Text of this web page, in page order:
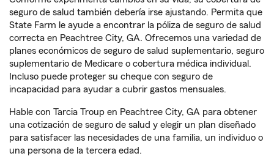
seguro de salud también debería irse ajustando. Permita que
State Farm le ayude a encontrar la póliza de seguro de salud
correcta en Peachtree City, GA. Ofrecemos una variedad de
planes económicos de seguro de salud suplementario, seguro
suplementario de Medicare o cobertura médica individual.
Incluso puede proteger su cheque con seguro de
incapacidad para ayudar a cubrir gastos mensuales.
Hable con Tarcia Troup en Peachtree City, GA para obtener
una cotización de seguro de salud y elegir un plan diseñado
para satisfacer las necesidades de una familia, un individuo o
una persona de la tercera edad.